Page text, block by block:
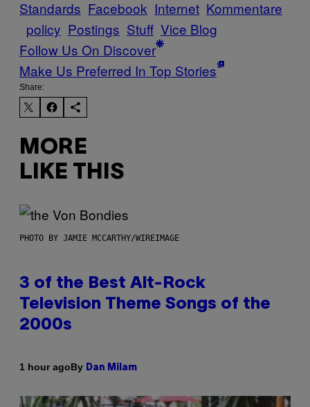
Standards Facebook Internet Kommentare
policy Postings Stuff Vice Blog
Follow Us On Discover
Make Us Preferred In Top Stories
Share:
MORE
LIKE THIS
PHOTO BY JAMIE MCCARTHY/WIREIMAGE
3 of the Best Alt-Rock
Television Theme Songs of the
2000s
1 hour agoBy Dan Milam